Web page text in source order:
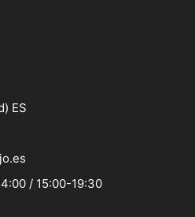
ES
/ 15:00-19:30